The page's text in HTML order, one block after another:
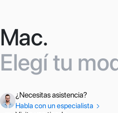
Mac.
Elegí tu
¿Necesitas asistencia?
Habla con un especialista